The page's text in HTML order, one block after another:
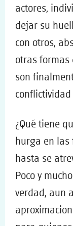
actores,
dejar su
con otros,
otras formas
son
conflictividad
¿Qué tiene
hurga en las
hasta se
Poco y
verdad, aun